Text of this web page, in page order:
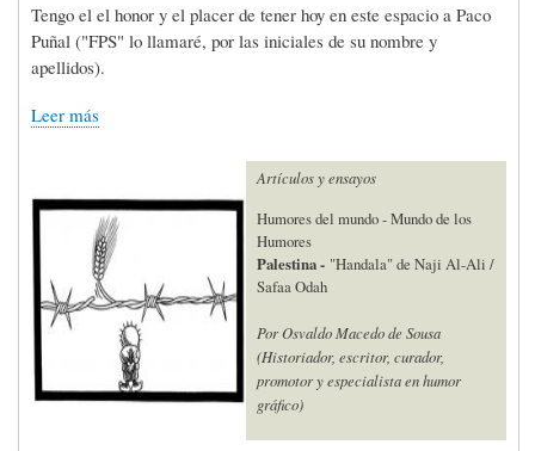
Tengo el el honor y el placer de tener hoy en este espacio a Paco
Puñal ("FPS" lo llamaré, por las iniciales de su nombre y
apellidos).
Leer más
Artículos y ensayos
Humores del mundo - Mundo de los
Humores
Palestina - "Handala" de Naji Al-Ali /
Safaa Odah
Por Osvaldo Macedo de Sousa
(Historiador, escritor, curador,
promotor y especialista en humor
gráfico)